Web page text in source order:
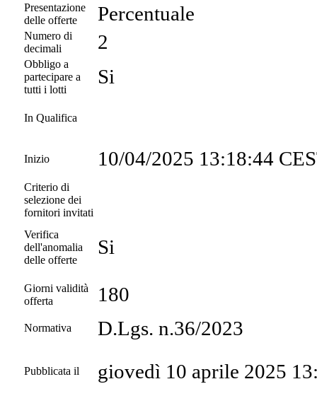
Presentazione
delle offerte
Percentuale
Numero di
decimali
2
Obbligo a
partecipare a
tutti i lotti
Si
In Qualifica
Inizio 10/04/2025 13:18:44
Criterio di
selezione dei
fornitori invitati
Verifica
dell'anomalia
delle offerte
Si
Giorni validità
offerta
180
Normativa D.Lgs. n.36/2023
Pubblicata il giovedì 10 aprile 2025